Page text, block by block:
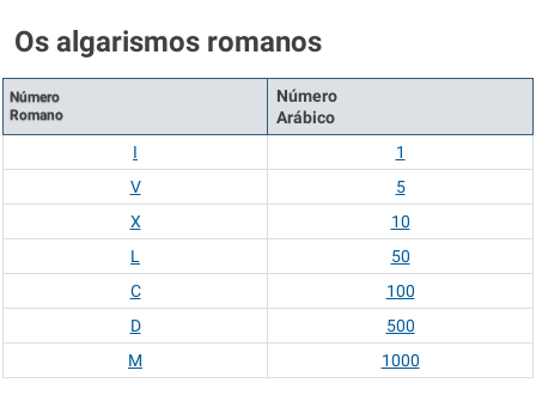
Os algarismos romanos
Número
Romano
Número
Arábico
I
1
V
5
X
10
L
50
C
100
D
500
M
1000